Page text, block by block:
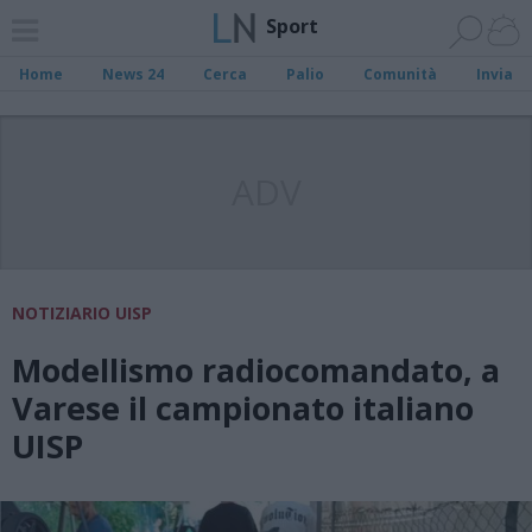
Sport
Home News 24 Cerca Palio Comunità Invia
NOTIZIARIO UISP
Modellismo radiocomandato, a
Varese il campionato italiano
UISP